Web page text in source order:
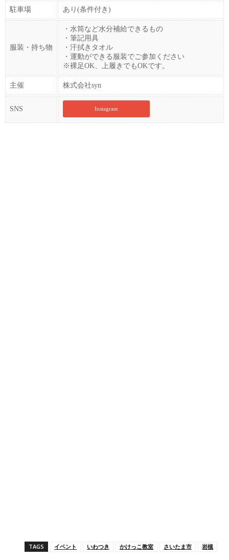
駐車場 あり(条件付き)
服装・持ち物
・水筒など水分補給できるもの
・筆記用具
・汗拭きタオル
・運動ができる服装でご参加ください
※裸足OK、上履きでもOKです。
主催 株式会社syn
SNS Instagram
TAGS イベント いわつき かけっこ教室 さいたま市 岩槻